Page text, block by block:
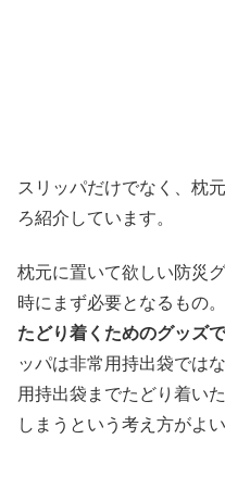
スリッパだけでなく、枕
ろ紹介しています。
枕元に置いて欲しい防災
時にまず必要となるもの。
たどり着くためのグッズ
ッパは非常用持出袋では
用持出袋までたどり着い
しまうという考え方がよ